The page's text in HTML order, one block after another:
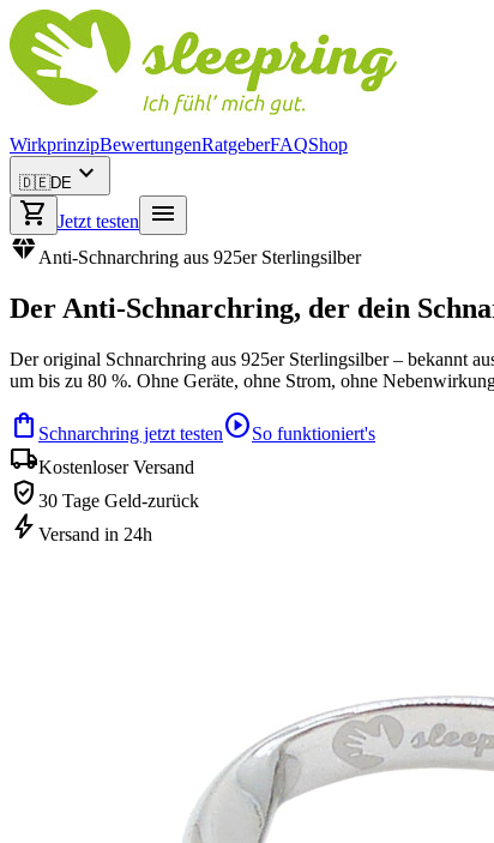
WirkprinzipBewertungenRatgeberFAQShop
🇩🇪DE expand_more
shopping_cart
Jetzt testen
menu
diamondAnti-Schnarchring aus 925er Sterlingsilber
Der Anti-Schnarchring, der dein
Der original Schnarchring aus 925er Sterlingsilber – bekannt
um bis zu 80 %. Ohne Geräte, ohne Strom, ohne
shopping_bag Schnarchring jetzt testenplay_circleSo funktioniert's
local_shippingKostenloser Versand
verified_user 30 Tage Geld-zurück
bolt Versand in 24h